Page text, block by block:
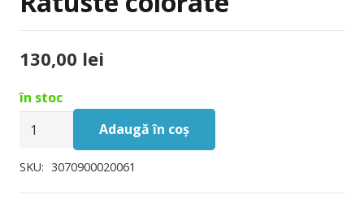
130,00 lei
în stoc
Cantitate
de
Adaugă în coș
SKU: 3070900020061